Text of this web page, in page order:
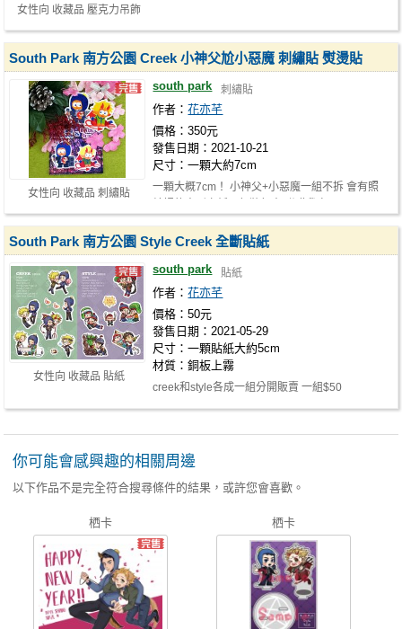
女性向 收藏品 壓克力吊飾
女性向 收藏品 刺繡貼
South Park 南方公園 Creek 小神父尬小惡魔 刺繡貼 熨燙貼
south park 刺繡貼
作者：花亦芊
價格：350元
發售日期：2021-10-21
尺寸：一顆大約7cm
一顆大概7cm！ 小神父+小惡魔一組不拆 會有照
女性向 收藏品 貼紙
South Park 南方公園 Style Creek 全斷貼紙
south park 貼紙
作者：花亦芊
價格：50元
發售日期：2021-05-29
尺寸：一顆貼紙大約5cm
材質：銅板上霧
creek和style各成一組分開販賣 一組$50
你可能會感興趣的相關周邊
以下作品不是完全符合搜尋條件的結果，或許您會喜歡。
栖卡 栖卡